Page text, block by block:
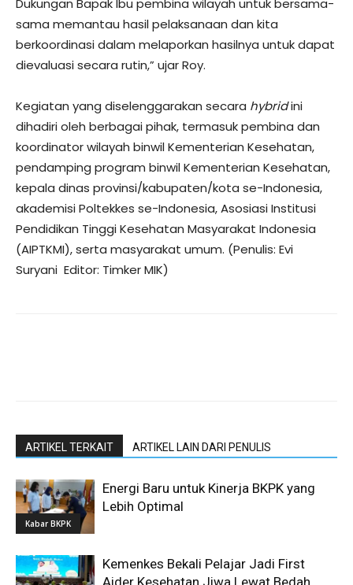
Dukungan Bapak Ibu pembina wilayah untuk bersama-
sama memantau hasil pelaksanaan dan kita
berkoordinasi dalam melaporkan hasilnya untuk dapat
dievaluasi secara rutin,” ujar Roy.
Kegiatan yang diselenggarakan secara hybridini
dihadiri oleh berbagai pihak, termasuk pembina dan
koordinator wilayah binwil Kementerian Kesehatan,
pendamping program binwil Kementerian Kesehatan,
kepala dinas provinsi/kabupaten/kota se-Indonesia,
akademisi Poltekkes se-Indonesia, Asosiasi Institusi
Pendidikan Tinggi Kesehatan Masyarakat Indonesia
(AIPTKMI), serta masyarakat umum. (Penulis: Evi
Suryani Editor: Timker MIK)
ARTIKEL TERKAIT ARTIKEL LAIN DARI PENULIS
Kabar BKPK
Energi Baru untuk Kinerja BKPK yang
Lebih Optimal
Kemenkes Bekali Pelajar Jadi First
Aider Kesehatan Jiwa Lewat Bedah